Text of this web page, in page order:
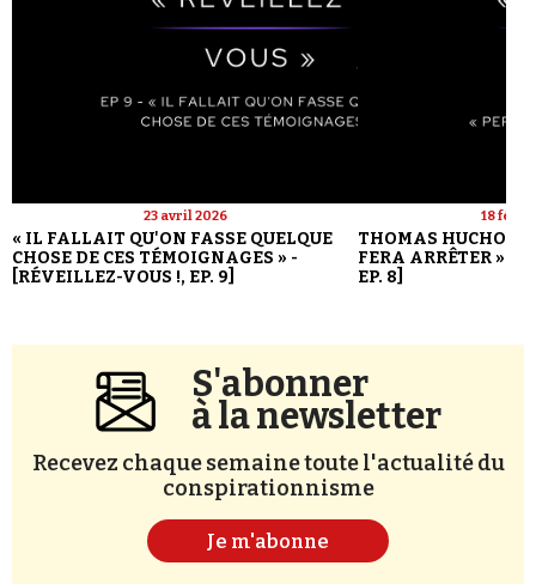
23 avril 2026
« IL FALLAIT QU'ON FASSE QUELQUE
CHOSE DE CES TÉMOIGNAGES » -
[RÉVEILLEZ-VOUS !, EP. 9]
18
THOMAS HUCHON :
FERA ARRÊTER » -
EP. 8]
S'abonner
à la newsletter
Recevez chaque semaine toute l'actualité du
conspirationnisme
Je m'abonne